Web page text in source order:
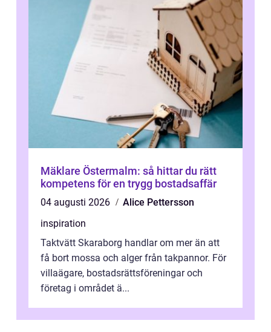
Mäklare Östermalm: så hittar du rätt
kompetens för en trygg bostadsaffär
04 augusti 2026
Alice Pettersson
inspiration
Taktvätt Skaraborg handlar om mer än att
få bort mossa och alger från takpannor. För
villaägare, bostadsrättsföreningar och
företag i området ä...